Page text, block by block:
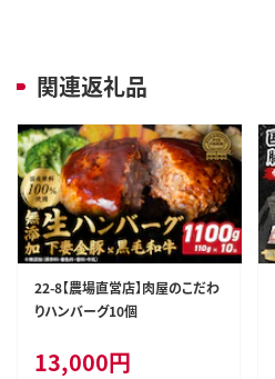
関連返礼品
22-8【農場直営店】肉屋のこだわ
りハンバーグ10個
13,000円